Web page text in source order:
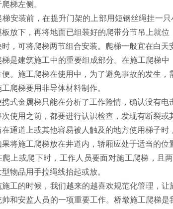
梯左侧。
梯安装前，在提升门架的上部用短钢丝绳挂一
板放下，再将地面已组装好的爬带分节吊上就
时，可将爬梯两节组合安装。爬梯一般宜在白天
梯是建筑施工中的重要组成部分。在施工爬梯
。施工爬梯在使用中，为了避免事故的发生，
爬梯要用非导体材料制作。
携式金属梯只能在分析了工作险情，确认没有电
次使用之前，都要进行认识检查，发现有断裂或
在通道上或其他容易被人触及的地方使用梯子
果将施工爬梯放在井道内，轿厢应处于适当的位
爬上或爬下时，工作人员要面对施工爬梯，且
物品用手拉绳线抬起或放。
施工的时候，我们越来的越喜欢规范化管理，
帅和安监人员的一项重要工作。桥墩施工爬梯